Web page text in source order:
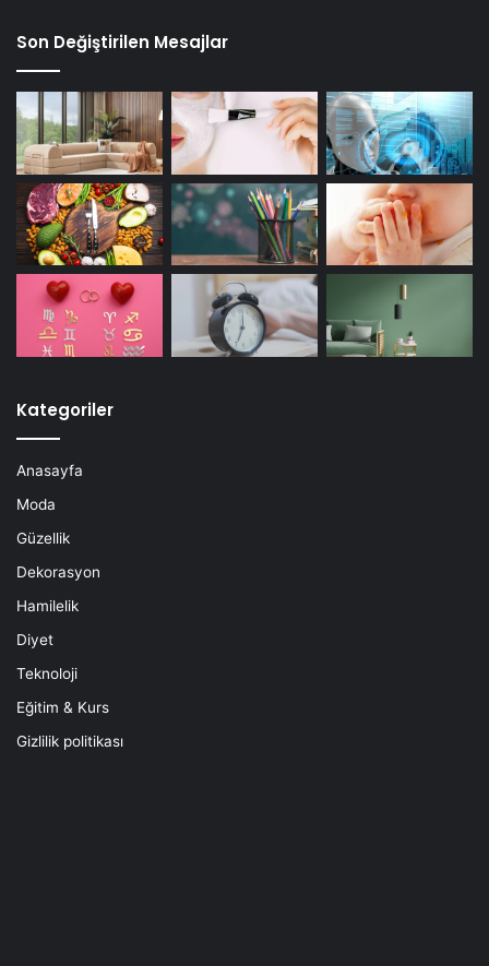
Son Değiştirilen Mesajlar
Kategoriler
Anasayfa
Moda
Güzellik
Dekorasyon
Hamilelik
Diyet
Teknoloji
Eğitim & Kurs
Gizlilik politikası